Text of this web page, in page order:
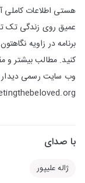
هستی اطلاعات کاملی
عمیق روی زندگی تک
برنامه در زاویه
کنید. مطالب بیشتر
وب سایت رسمی دیدار
با صدای
ژاله علیپور